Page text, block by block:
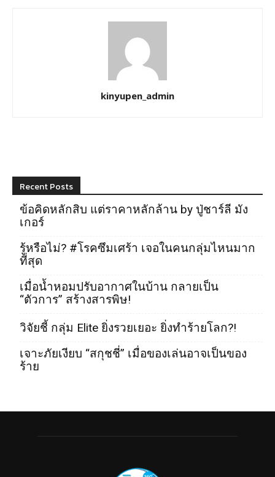
kinyupen_admin
Recent Posts
ข้อคิดหลักสิบ แต่ราคาหลักล้าน by ปู่ชาร์ลี มัง
เกอร์
รู้หรือไม่? #โรคซึมเศร้า เจอในคนกลุ่มไหนมาก
ที่สุด
เมื่อน้ำหอมปรับอากาศในบ้าน กลายเป็น
“ตัวการ” สร้างสารพิษ!
วิจัยชี้ กลุ่ม Elite ยิ่งรวยเยอะ ยิ่งทำร้ายโลก?!
เจาะภัยเงียบ “สกุชชี่” เมื่อของเล่นอาจเป็นของ
ร้าย